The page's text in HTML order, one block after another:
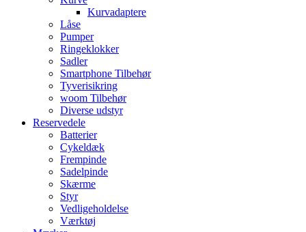
Kurvadaptere
Låse
Pumper
Ringeklokker
Sadler
Smartphone Tilbehør
Tyverisikring
woom Tilbehør
Diverse udstyr
Reservedele
Batterier
Cykeldæk
Frempinde
Sadelpinde
Skærme
Styr
Vedligeholdelse
Værktøj